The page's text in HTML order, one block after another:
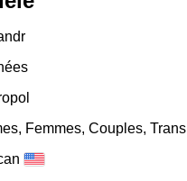
Femmes, Couples, Trans